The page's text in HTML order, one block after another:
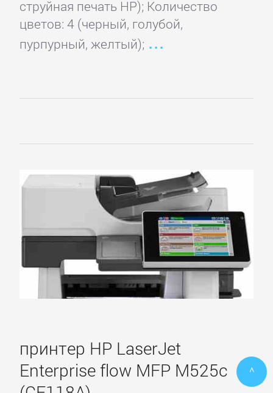
струйная печать HP); Количество
цветов: 4 (черный, голубой,
пурпурный, желтый);
принтер HP LaserJet
Enterprise flow MFP M525c
^